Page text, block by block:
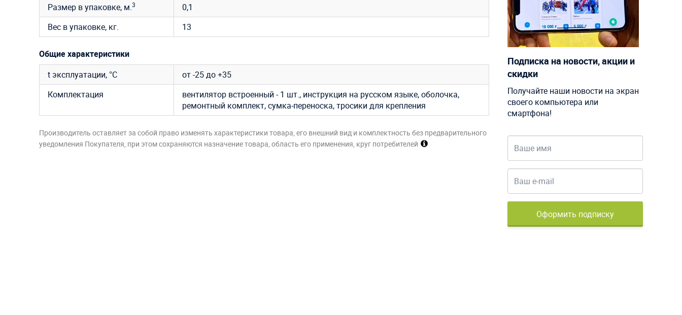
Размер в упаковке, м.3
0,1
Вес в упаковке, кг.
13
Общие характеристики
t эксплуатации, °C
от -25 до +35
Комплектация
вентилятор встроенный - 1 шт., инструкция на русском языке, оболочка,
ремонтный комплект, сумка-переноска, тросики для крепления
Производитель оставляет за собой право изменять характеристики товара, его внешний вид и комплектность без предварительного
уведомления Покупателя, при этом сохраняются назначение товара, область его применения, круг потребителей
Подписка на новости, акции и
скидки
Получайте наши новости на экран
своего компьютера или
смартфона!
Оформить подписку